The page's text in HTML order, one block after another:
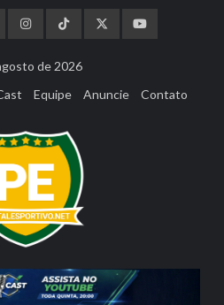
de 2026
Equipe Anuncie Contato